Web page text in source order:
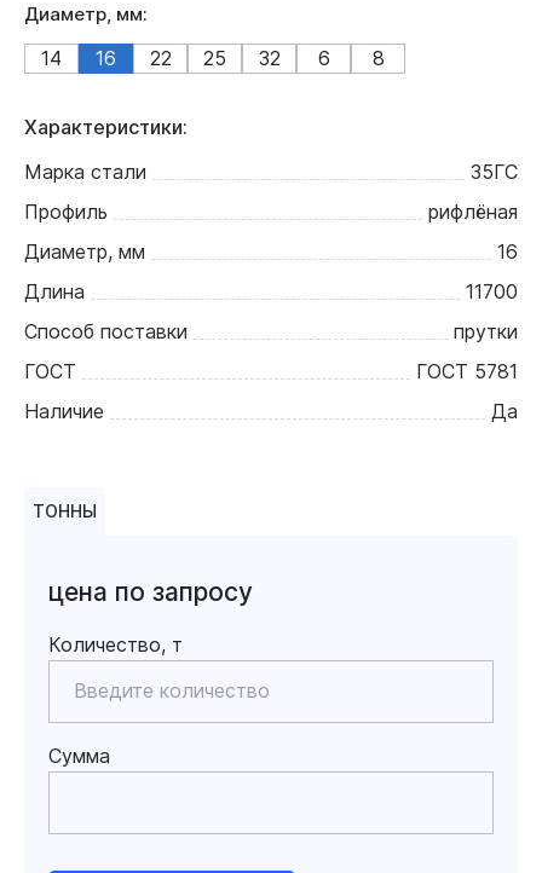
Диаметр, мм:
14 16 22 25 32 6 8
Характеристики:
Марка стали
35ГС
Профиль
рифлёная
Диаметр, мм
16
Длина
11700
Способ поставки
прутки
ГОСТ
ГОСТ 5781
Наличие
Да
ТОННЫ
цена по запросу
Количество, т
Сумма